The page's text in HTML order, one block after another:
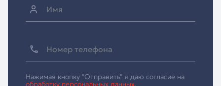
Нажимая кнопку "Отправить" я даю согласие на
обработку персональных данных.